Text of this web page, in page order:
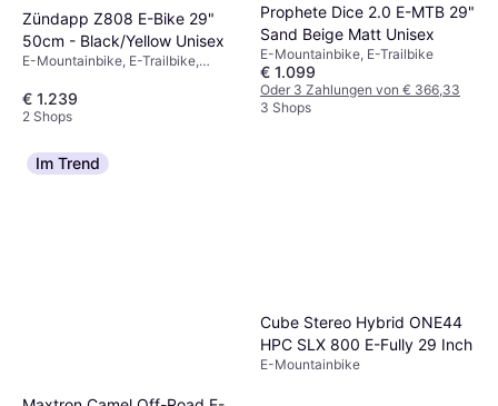
Zündapp Z808 E-Bike 29"
50cm - Black/Yellow Unisex
E-Mountainbike, E-Trailbike,
€ 1.239
2 Shops
Prophete Dice 2.0 E-MTB 29"
Sand Beige Matt Unisex
E-Mountainbike, E-Trailbike
€ 1.099
Oder 3 Zahlungen von € 366,33
3 Shops
Im Trend
Cube Stereo Hybrid ONE44
HPC SLX 800 E-Fully 29 Inch
E-Mountainbike